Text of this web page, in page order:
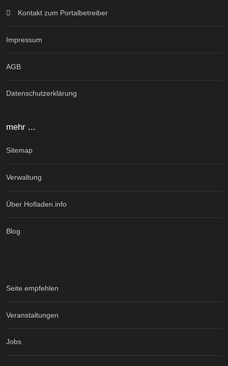
Kontakt zum Portalbetreiber
Impressum
AGB
Datenschutzerklärung
mehr ...
Sitemap
Verwaltung
Über Hofladen.info
Blog
Seite empfehlen
Veranstaltungen
Jobs